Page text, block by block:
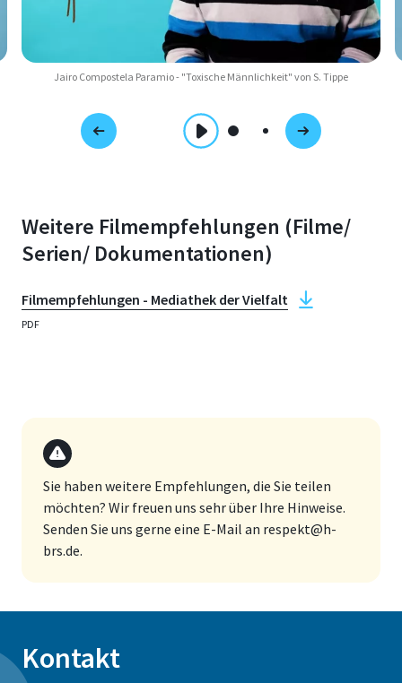
Jairo Compostela Paramio - "Toxische Männlichkeit" von S. Tippe
Weitere Filmempfehlungen (Filme/
Serien/ Dokumentationen)
Filmempfehlungen - Mediathek der Vielfalt
PDF
Sie haben weitere Empfehlungen, die Sie teilen
möchten? Wir freuen uns sehr über Ihre Hinweise.
Senden Sie uns gerne eine E-Mail an respekt@h-
brs.de.
Kontakt